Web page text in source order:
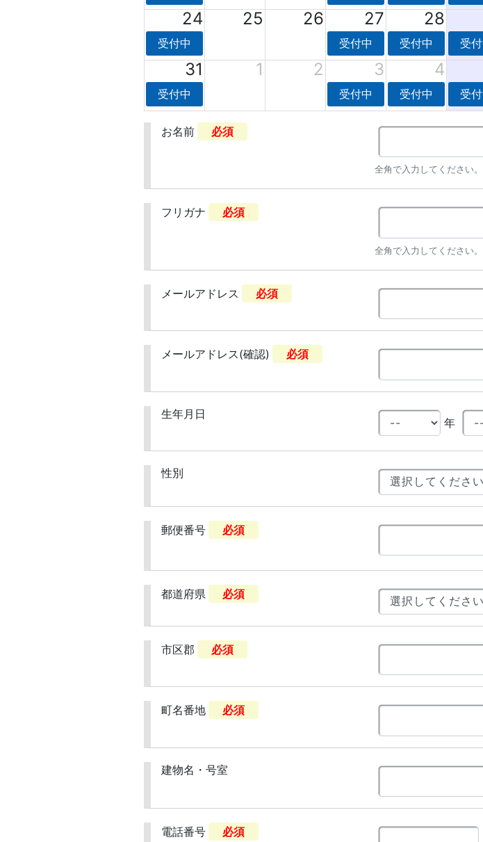
24 25 26 27 28
受付中 受付中 受付中 受
31 1 2 3 4
受付中 受付中 受付中 受
お名前 必須
全角で入力してください。
フリガナ 必須
全角で入力してください。
メールアドレス 必須
メールアドレス(確認) 必須
生年月日
年
性別
郵便番号 必須
都道府県 必須
市区郡 必須
町名番地 必須
建物名・号室
電話番号 必須